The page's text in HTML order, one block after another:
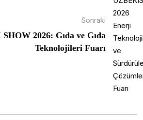
Sonraki
2026: Gıda ve Gıda
Teknolojileri Fuarı